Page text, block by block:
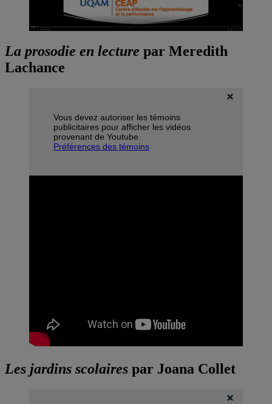
La prosodie en lecture par Meredith
Lachance
Vous devez autoriser les témoins
publicitaires pour afficher les vidéos
provenant de Youtube.
Préférences des témoins
Les jardins scolaires par Joana Collet